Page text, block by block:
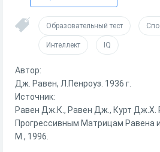
Образовательный тест
Интеллект IQ
Автор:
Дж. Равен, Л.Пенроуз. 1936 г.
Источник:
Равен Дж.К., Равен Дж., Курт Дж.Х.
Прогрессивным Матрицам Равена
М., 1996.